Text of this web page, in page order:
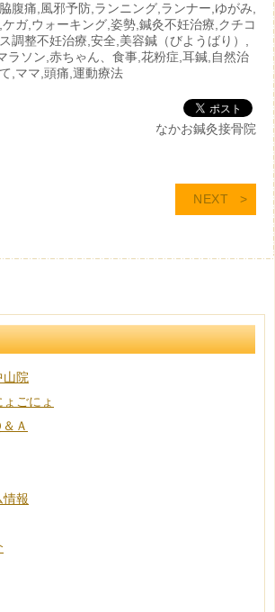
腹痛,風邪予防,ランニング,ランナー,ゆがみ,
ガ,ウォーキング,姿勢,鍼灸不妊治療,クチコ
調整不妊治療,安全,美容鍼（びようばり）,
ラソン,赤ちゃん、食事,花粉症,耳鍼,自然治
,ママ,頭痛,運動療法
なかお鍼灸接骨院
NEXT
院
ごにょ
Ａ
情報